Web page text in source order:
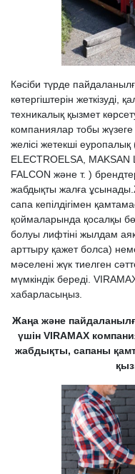
Кәсіби түрде
көтергіштерін жеткізуді,
техникалық қызмет
компаниялар тобы
желісі жетекші
ELECTROELSA,
FALCON және т. )
жабдықты жалға
сапа кепілдігімен
қоймаларында қосалқы
болуы лифтіні жылдам
арттыру қажет болса)
мәселені жүк тиелген
мүмкіндік береді.
хабарласыңыз.
Жаңа және
үшін VIRAMAX
жабдықты, сапаны